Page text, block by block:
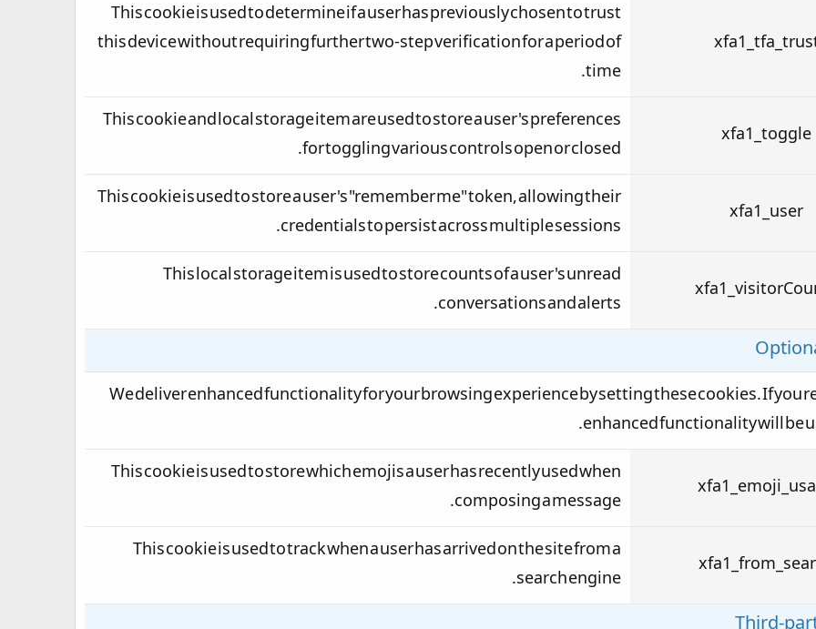
This cookie is used to determine if a user has previously chosen to trust
this device without requiring further two-step verification for a period of
time.
xfa1_toggle
This cookie and local storage item are used to store a user's preferences
for toggling various controls open or closed.
xfa1_user
This cookie is used to store a user's "remember me" token, allowing their
credentials to persist across multiple sessions.
This local storage item is used to store counts of a user's unread
conversations and alerts.
We deliver enhanced functionality for your browsing experience by setting these cookies. If you
enhanced functionality will be
This cookie is used to store which emojis a user has recently used when
composing a message.
This cookie is used to track when a user has arrived on the site from a
search engine.